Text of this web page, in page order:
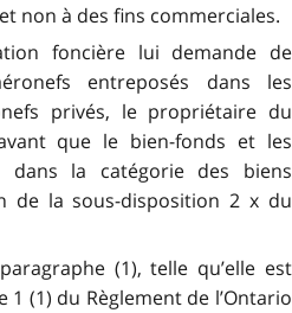
non à des fins commerciales.
foncière lui demande de
entreposés dans les
privés, le propriétaire du
que le bien-fonds et les
dans la catégorie des biens
de la sous-disposition 2 x du
(1), telle qu’elle est
(1) du Règlement de l’Ontario